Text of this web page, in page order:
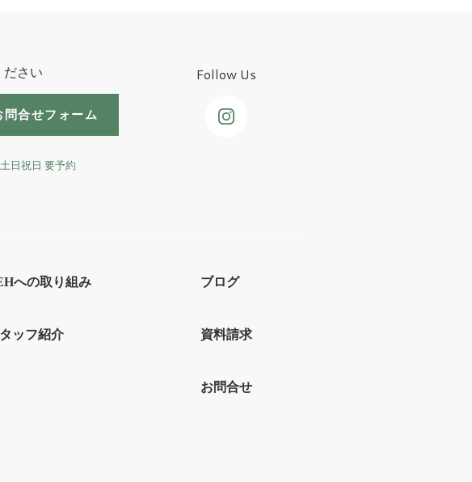
ださい
問合せフォーム
土日祝日 要予約
Follow Us
への取り組み
ッフ紹介
ブログ
資料請求
お問合せ